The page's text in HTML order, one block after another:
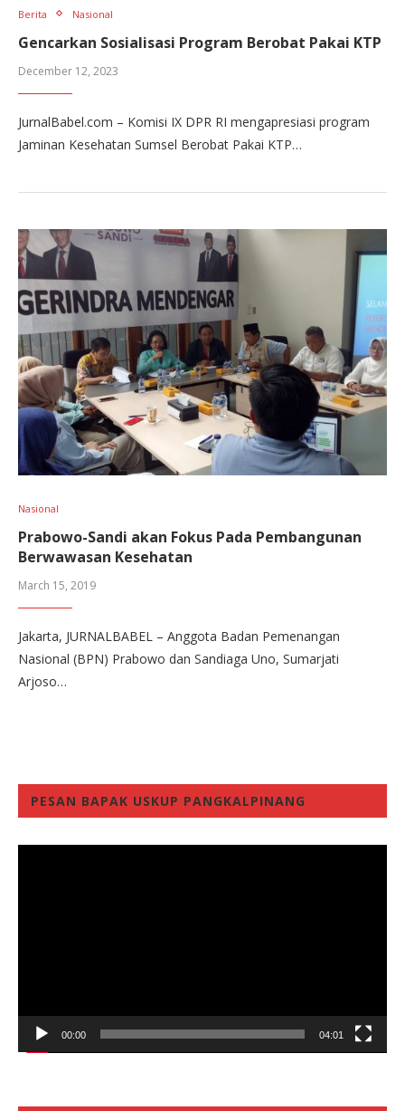
Berita Nasional
Gencarkan Sosialisasi Program Berobat Pakai KTP
December 12, 2023
JurnalBabel.com – Komisi IX DPR RI mengapresiasi program
Jaminan Kesehatan Sumsel Berobat Pakai KTP…
Nasional
Prabowo-Sandi akan Fokus Pada Pembangunan
Berwawasan Kesehatan
March 15, 2019
Jakarta, JURNALBABEL – Anggota Badan Pemenangan
Nasional (BPN) Prabowo dan Sandiaga Uno, Sumarjati
Arjoso…
PESAN BAPAK USKUP PANGKALPINANG
00:00 04:01